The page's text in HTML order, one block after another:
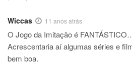
Wiccas 11 anos atrás
O Jogo da Imitação é
Acrescentaria aí algumas séries e
bem boa.